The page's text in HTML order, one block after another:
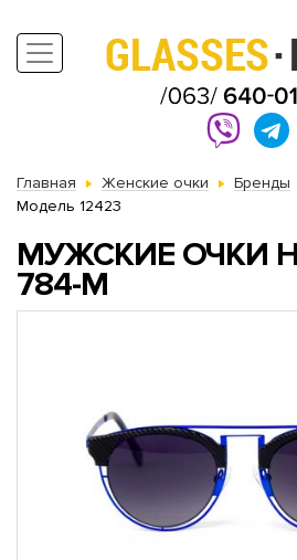
Главная Женские очки Бренды
Модель 12423
МУЖСКИЕ ОЧКИ
784-M